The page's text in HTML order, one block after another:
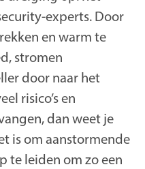
experts. Door
en warm te
stromen
door naar het
risico’s en
dan weet je
is om aanstormende
te leiden om zo een